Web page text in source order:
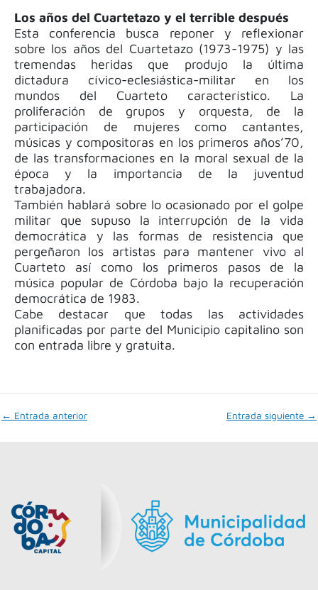
Los años del Cuartetazo y el terrible después
Esta conferencia busca reponer y reflexionar
sobre los años del Cuartetazo (1973-1975) y las
tremendas heridas que produjo la última
dictadura cívico-eclesiástica-militar en los
mundos del Cuarteto característico. La
proliferación de grupos y orquesta, de la
participación de mujeres como cantantes,
músicas y compositoras en los primeros años’70,
de las transformaciones en la moral sexual de la
época y la importancia de la juventud
trabajadora.
También hablará sobre lo ocasionado por el golpe
militar que supuso la interrupción de la vida
democrática y las formas de resistencia que
pergeñaron los artistas para mantener vivo al
Cuarteto así como los primeros pasos de la
música popular de Córdoba bajo la recuperación
democrática de 1983.
Cabe destacar que todas las actividades
planificadas por parte del Municipio capitalino son
con entrada libre y gratuita.
← Entrada anterior Entrada siguiente →